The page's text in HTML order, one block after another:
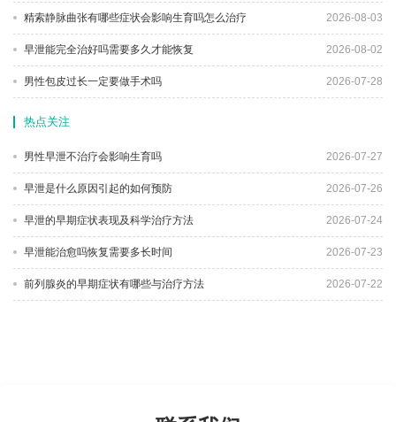
精索静脉曲张有哪些症状会影响生育吗怎么治疗 2026-08-03
早泄能完全治好吗需要多久才能恢复 2026-08-02
男性包皮过长一定要做手术吗 2026-07-28
热点关注
男性早泄不治疗会影响生育吗 2026-07-27
早泄是什么原因引起的如何预防 2026-07-26
早泄的早期症状表现及科学治疗方法 2026-07-24
早泄能治愈吗恢复需要多长时间 2026-07-23
前列腺炎的早期症状有哪些与治疗方法 2026-07-22